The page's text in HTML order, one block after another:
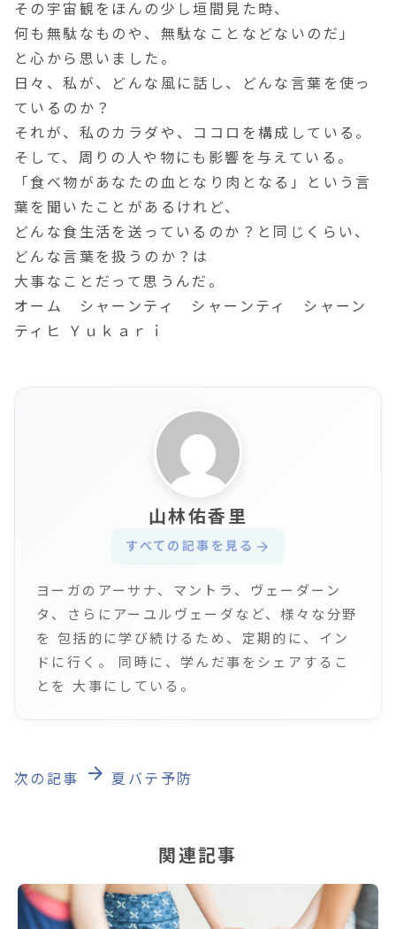
その宇宙観をほんの少し垣間見た時、
何も無駄なものや、無駄なことなどないのだ」
と心から思いました。
日々、私が、どんな風に話し、どんな言葉を使っ
ているのか？
それが、私のカラダや、ココロを構成している。
そして、周りの人や物にも影響を与えている。
「食べ物があなたの血となり肉となる」という言
葉を聞いたことがあるけれど、
どんな食生活を送っているのか？と同じくらい、
どんな言葉を扱うのか？は
大事なことだって思うんだ。
オーム シャーンティ シャーンティ シャーン
ティヒ Ｙｕｋａｒｉ
山林佑香里
すべての記事を見る arrow_forward
ヨーガのアーサナ、マントラ、ヴェーダーン
タ、さらにアーユルヴェーダなど、様々な分野
を 包括的に学び続けるため、定期的に、イン
ドに行く。 同時に、学んだ事をシェアするこ
とを 大事にしている。
次の記事 arrow_forward 夏バテ予防
関連記事